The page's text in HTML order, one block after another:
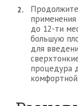
применения
до 12-ти
большую
для
процедура
комфортной.